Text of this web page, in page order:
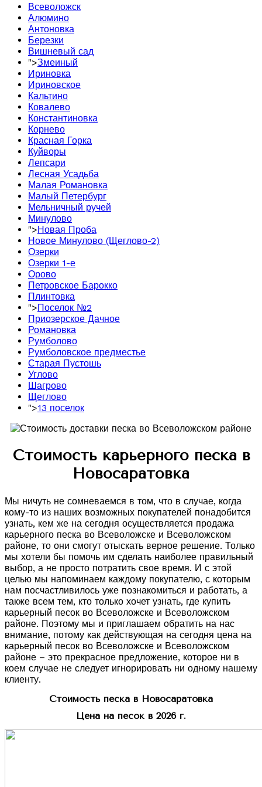
Всеволожск
Алюмино
Антоновка
Березки
Вишневый сад
">Змеиный
Ириновка
Ириновское
Кальтино
Ковалево
Константиновка
Корнево
Красная Горка
Куйворы
Лепсари
Лесная Усадьба
Малая Романовка
Малый Петербург
Мельничный ручей
Минулово
">Новая Проба
Новое Минулово (Щеглово-2)
Озерки
Озерки 1-е
Орово
Петровское Барокко
Плинтовка
">Поселок №2
Приозерское Дачное
Романовка
Румболово
Румболовское предместье
Старая Пустошь
Углово
Шагрово
Щеглово
">13 поселок
Стоимость карьерного песка в
Новосаратовка
Мы ничуть не сомневаемся в том, что в случае, когда
кому-то из наших возможных покупателей понадобится
узнать, кем же на сегодня осуществляется продажа
карьерного песка во Всеволожске и Всеволожском
районе, то они смогут отыскать верное решение. Только
мы хотели бы помочь им сделать наиболее правильный
выбор, а не просто потратить свое время. И с этой
целью мы напоминаем каждому покупателю, с которым
нам посчастливилось уже познакомиться и работать, а
также всем тем, кто только хочет узнать, где купить
карьерный песок во Всеволожске и Всеволожском
районе. Поэтому мы и приглашаем обратить на нас
внимание, потому как действующая на сегодня цена на
карьерный песок во Всеволожске и Всеволожском
районе – это прекрасное предложение, которое ни в
коем случае не следует игнорировать ни одному нашему
клиенту.
Стоимость песка в Новосаратовка
Цена на песок в 2026 г.